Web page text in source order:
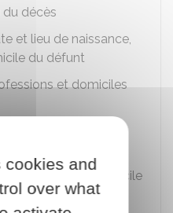
du décès
et lieu de naissance,
du défunt
et domiciles
profession et domicile
lieu, son degré de
cookies and
over what